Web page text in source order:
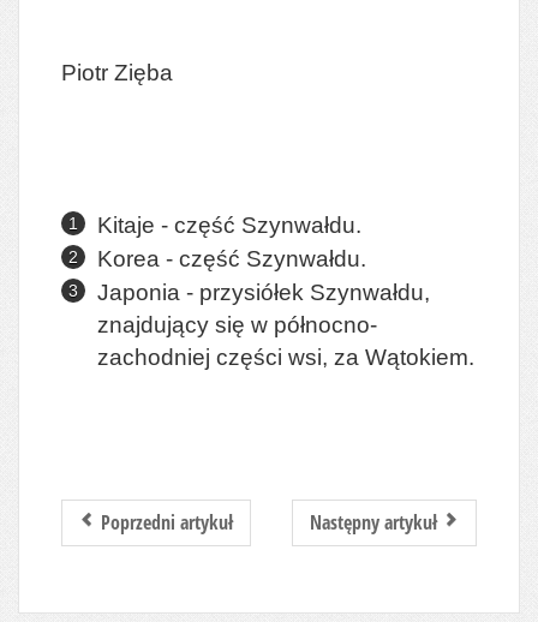
Piotr Zięba
Kitaje - część Szynwałdu.
Korea - część Szynwałdu.
Japonia - przysiółek Szynwałdu,
znajdujący się w północno-
zachodniej części wsi, za Wątokiem.
Poprzedni artykuł Następny artykuł